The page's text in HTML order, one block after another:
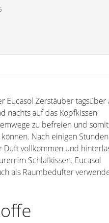
Eucasol Zerstäuber tagsüber
nachts auf das Kopfkissen
zu befreien und somit
Nach einigen Stunden
Duft vollkommen und
im Schlafkissen. Eucasol
als Raumbedufter